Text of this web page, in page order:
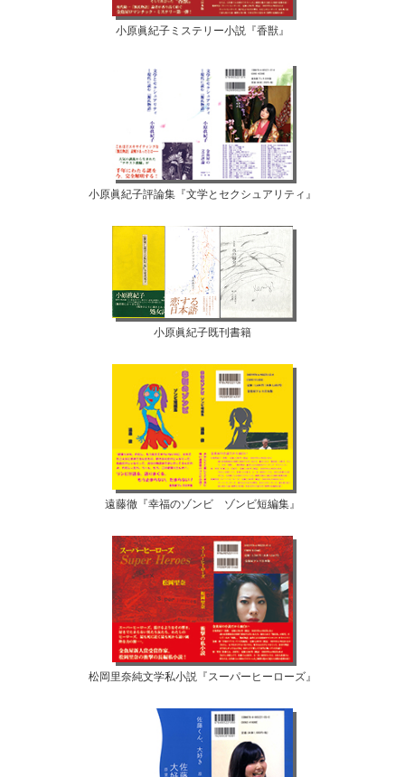
小原眞紀子ミステリー小説『香獣』
小原眞紀子評論集『文学とセクシュアリティ』
小原眞紀子既刊書籍
遠藤徹『幸福のゾンビ ゾンビ短編集』
松岡里奈純文学私小説『スーパーヒーローズ』